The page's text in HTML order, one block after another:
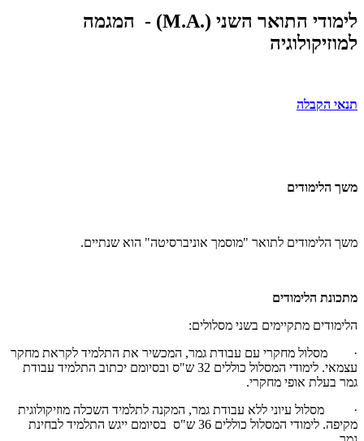
לימודי התואר השני (.M.A) - המגמה
למוזיקולוגיה
תנאי הקבלה
משך הלימודים
משך הלימודים לתואר "מוסמך אוניברסיטה" הוא שנתיים.
מתכונת הלימודים
הלימודים מתקיימים בשני מסלולים:
· מסלול מחקרי עם עבודת גמר, המכשיר את התלמיד לקראת מחקר
עצמאי. לימודי המסלול כוללים 32 ש"ס ובסיומם יכתוב התלמיד עבודת
גמר בעלת אופי מחקרי.
· מסלול עיוני ללא עבודת גמר, המקנה לתלמיד השכלה מוזיקולוגית
מקיפה. לימודי המסלול כוללים 36 ש"ס בסיומם ייגש התלמיד לבחינת